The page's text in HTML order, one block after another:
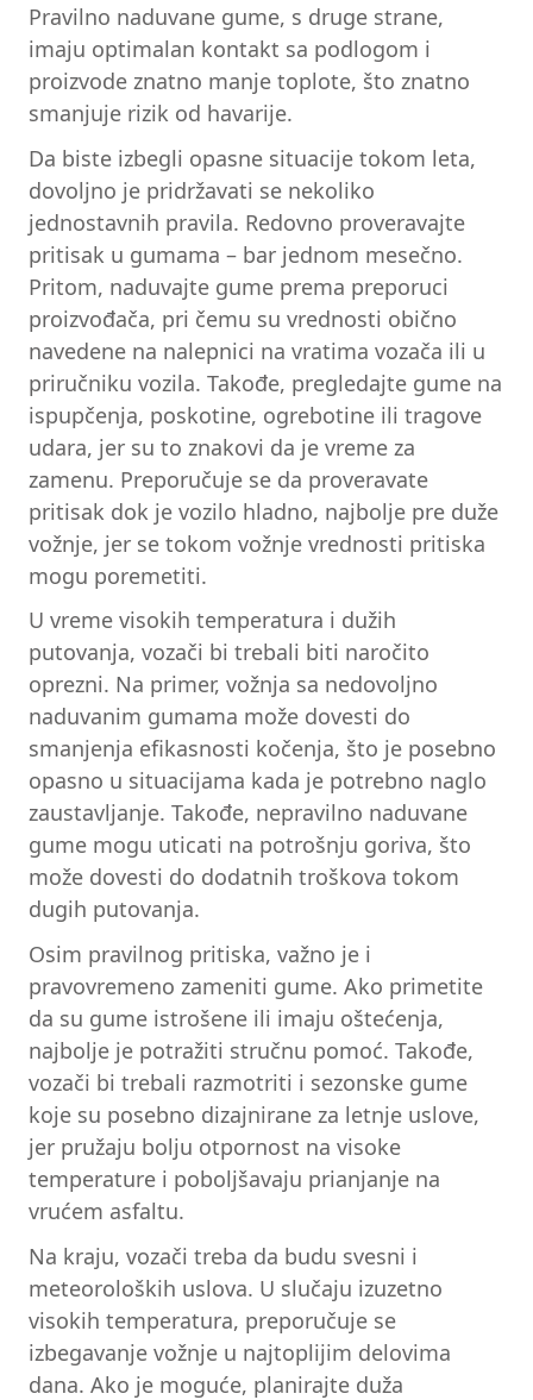
Pravilno naduvane gume, s druge strane,
imaju optimalan kontakt sa podlogom i
proizvode znatno manje toplote, što znatno
smanjuje rizik od havarije.
Da biste izbegli opasne situacije tokom leta,
dovoljno je pridržavati se nekoliko
jednostavnih pravila. Redovno proveravajte
pritisak u gumama – bar jednom mesečno.
Pritom, naduvajte gume prema preporuci
proizvođača, pri čemu su vrednosti obično
navedene na nalepnici na vratima vozača ili u
priručniku vozila. Takođe, pregledajte gume na
ispupčenja, poskotine, ogrebotine ili tragove
udara, jer su to znakovi da je vreme za
zamenu. Preporučuje se da proveravate
pritisak dok je vozilo hladno, najbolje pre duže
vožnje, jer se tokom vožnje vrednosti pritiska
mogu poremetiti.
U vreme visokih temperatura i dužih
putovanja, vozači bi trebali biti naročito
oprezni. Na primer, vožnja sa nedovoljno
naduvanim gumama može dovesti do
smanjenja efikasnosti kočenja, što je posebno
opasno u situacijama kada je potrebno naglo
zaustavljanje. Takođe, nepravilno naduvane
gume mogu uticati na potrošnju goriva, što
može dovesti do dodatnih troškova tokom
dugih putovanja.
Osim pravilnog pritiska, važno je i
pravovremeno zameniti gume. Ako primetite
da su gume istrošene ili imaju oštećenja,
najbolje je potražiti stručnu pomoć. Takođe,
vozači bi trebali razmotriti i sezonske gume
koje su posebno dizajnirane za letnje uslove,
jer pružaju bolju otpornost na visoke
temperature i poboljšavaju prianjanje na
vrućem asfaltu.
Na kraju, vozači treba da budu svesni i
meteoroloških uslova. U slučaju izuzetno
visokih temperatura, preporučuje se
izbegavanje vožnje u najtoplijim delovima
dana. Ako je moguće, planirajte duža